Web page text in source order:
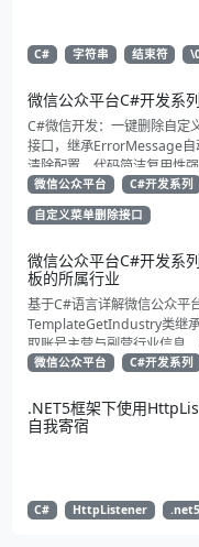
C# 字符串 结束符
微信公众平台C#开发系
C#微信开发：一键删除自
接口，继承ErrorMessage
清除配置。代码简洁复用性
取状态。适合动态管理公众
微信公众平台 C#开发系列
自定义菜单删除接口
微信公众平台C#开发系
板的所属行业
基于C#语言详解微信公众平
TemplateGetIndustry类继
取账号主营与副营行业信息
与second_class数据，为开
微信公众平台 C#开发系列
.NET5框架下使用
自我寄宿
C# HttpListener .net5